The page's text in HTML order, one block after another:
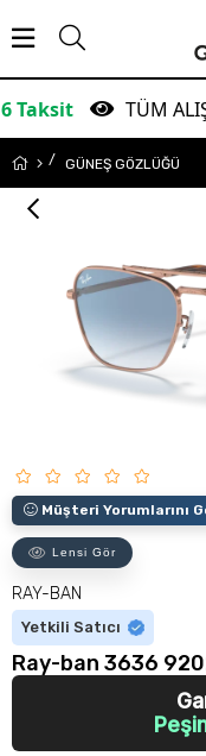
TÜM
GÜNEŞ GÖZLÜĞÜ
Müşteri Yorumlarını
Lensi Gör
RAY-BAN
Yetkili Satıcı
Ray-ban 3636